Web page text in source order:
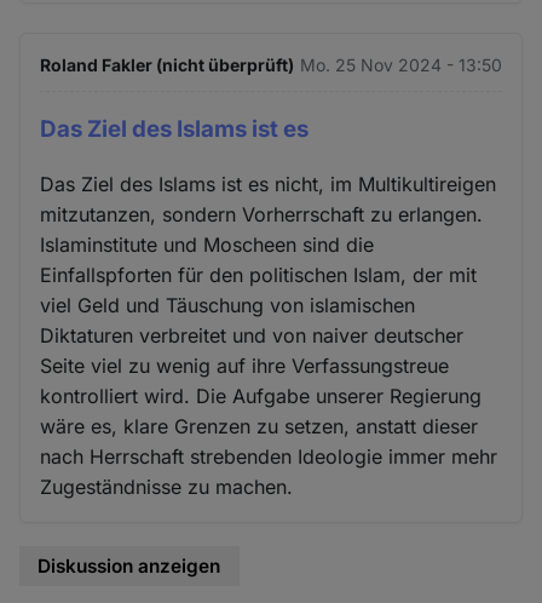
Roland Fakler (nicht überprüft) Mo. 25 Nov 2024 - 13:50
Das Ziel des Islams ist es
Das Ziel des Islams ist es nicht, im Multikultireigen
mitzutanzen, sondern Vorherrschaft zu erlangen.
Islaminstitute und Moscheen sind die
Einfallspforten für den politischen Islam, der mit
viel Geld und Täuschung von islamischen
Diktaturen verbreitet und von naiver deutscher
Seite viel zu wenig auf ihre Verfassungstreue
kontrolliert wird. Die Aufgabe unserer Regierung
wäre es, klare Grenzen zu setzen, anstatt dieser
nach Herrschaft strebenden Ideologie immer mehr
Zugeständnisse zu machen.
Diskussion anzeigen